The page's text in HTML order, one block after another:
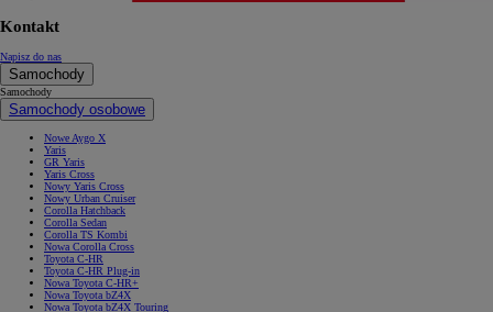
Kontakt
Napisz do nas
Samochody
Samochody
Samochody osobowe
Nowe Aygo X
Yaris
GR Yaris
Yaris Cross
Nowy Yaris Cross
Nowy Urban Cruiser
Corolla Hatchback
Corolla Sedan
Corolla TS Kombi
Nowa Corolla Cross
Toyota C-HR
Toyota C-HR Plug-in
Nowa Toyota C-HR+
Nowa Toyota bZ4X
Nowa Toyota bZ4X Touring